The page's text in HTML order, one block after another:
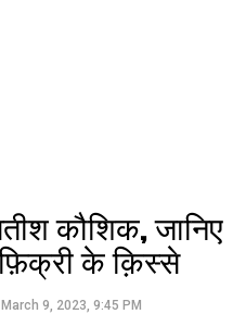
कौशिक, जानिए
के क़िस्से
March 9, 2023, 9:45 PM